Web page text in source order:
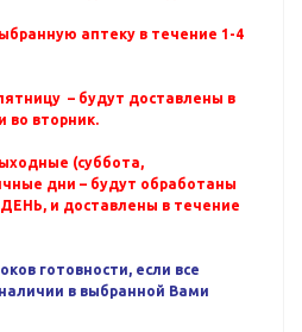
аптеку в течение 1-4
– будут доставлены в
во вторник.
(суббота,
дни – будут обработаны
и доставлены в течение
готовности, если все
в выбранной Вами